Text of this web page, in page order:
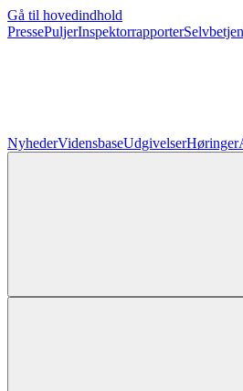
Gå til hovedindhold
PressePuljerInspektorrapporter
NyhederVidensbaseUdgivelserHøringer